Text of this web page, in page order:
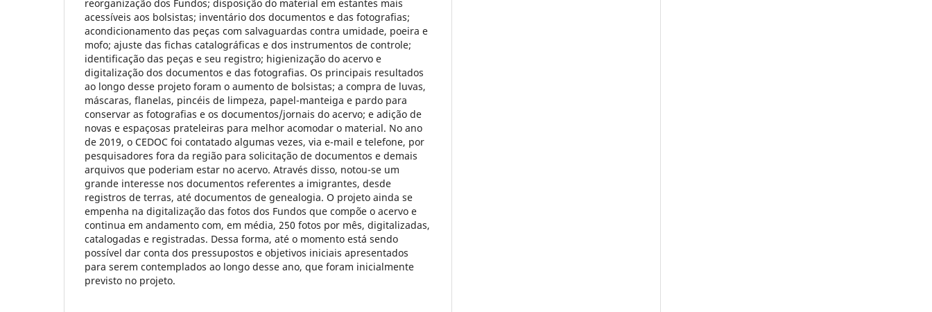
reorganização dos Fundos; disposição do material em estantes mais
acessíveis aos bolsistas; inventário dos documentos e das fotografias;
acondicionamento das peças com salvaguardas contra umidade, poeira e
mofo; ajuste das fichas catalográficas e dos instrumentos de controle;
identificação das peças e seu registro; higienização do acervo e
digitalização dos documentos e das fotografias. Os principais resultados
ao longo desse projeto foram o aumento de bolsistas; a compra de luvas,
máscaras, flanelas, pincéis de limpeza, papel-manteiga e pardo para
conservar as fotografias e os documentos/jornais do acervo; e adição de
novas e espaçosas prateleiras para melhor acomodar o material. No ano
de 2019, o CEDOC foi contatado algumas vezes, via e-mail e telefone, por
pesquisadores fora da região para solicitação de documentos e demais
arquivos que poderiam estar no acervo. Através disso, notou-se um
grande interesse nos documentos referentes a imigrantes, desde
registros de terras, até documentos de genealogia. O projeto ainda se
empenha na digitalização das fotos dos Fundos que compõe o acervo e
continua em andamento com, em média, 250 fotos por mês, digitalizadas,
catalogadas e registradas. Dessa forma, até o momento está sendo
possível dar conta dos pressupostos e objetivos iniciais apresentados
para serem contemplados ao longo desse ano, que foram inicialmente
previsto no projeto.